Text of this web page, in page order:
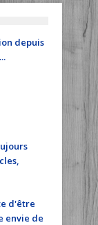
depuis
d'être
envie de